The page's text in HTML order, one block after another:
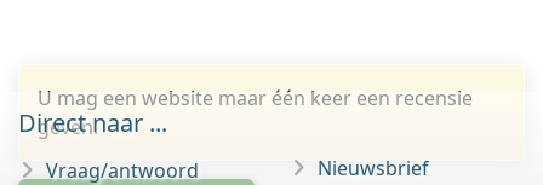
U mag een website maar één keer een recensie
geven.
Direct naar ...
Vraag/antwoord
Nieuwsbrief